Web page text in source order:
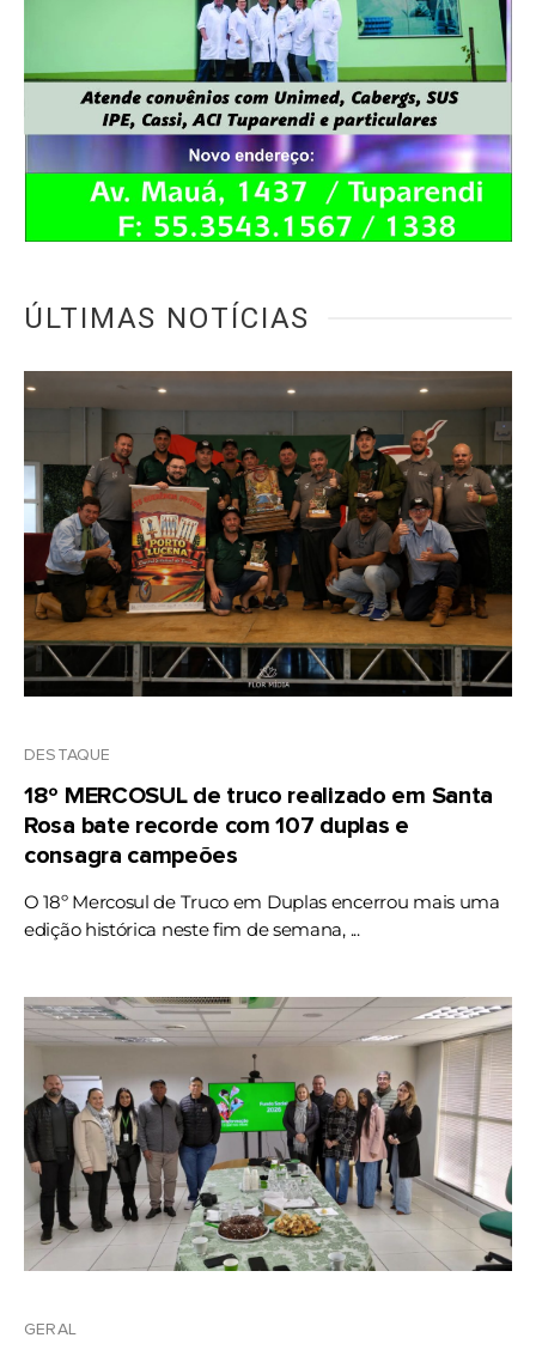
ÚLTIMAS NOTÍCIAS
DESTAQUE
18º MERCOSUL de truco realizado em Santa
Rosa bate recorde com 107 duplas e
consagra campeões
O 18º Mercosul de Truco em Duplas encerrou mais uma
edição histórica neste fim de semana, ...
GERAL